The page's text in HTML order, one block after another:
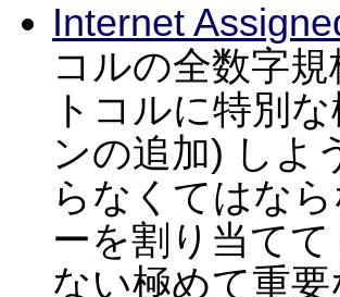
Internet
コルの全数字
トコルに特別
ンの追加) しよ
らなくてはな
ーを割り当て
ない極めて重